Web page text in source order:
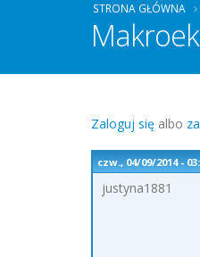
STRONA GŁÓWNA
Zaloguj się albo
czw., 04/09/2014 -
justyna1881